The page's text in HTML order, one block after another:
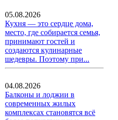
05.08.2026
Кухня — это сердце дома,
место, где собирается семья,
принимают гостей и
создаются кулинарные
шедевры. Поэтому при...
04.08.2026
Балконы и лоджии в
современных жилых
комплексах становятся всё